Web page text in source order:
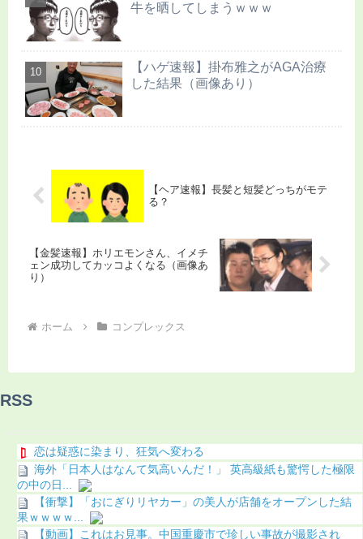
牛を晒してしまうｗｗｗ
【ハゲ速報】掛布雅之がAGA治療
した結果（画像あり）
【ヘア速報】長髪と短髪どっちがモテ
る？
【金髪速報】ホリエモンさん、イメチ
ェン成功してカッコよくなる（画像あ
り）
ホーム コンプレックス
RSS
恋は疑惑に染まり、狂気へ変わる
海外「日本人はなんて気高いんだ！」 英高級紙も驚愕した極限
の中の日...
【衝撃】「おにぎりリヤカー」の美人が店舗をオープンした結
果ｗｗｗｗ...
【動画】これはお見事。中国重慶市で珍しい事故が撮影され